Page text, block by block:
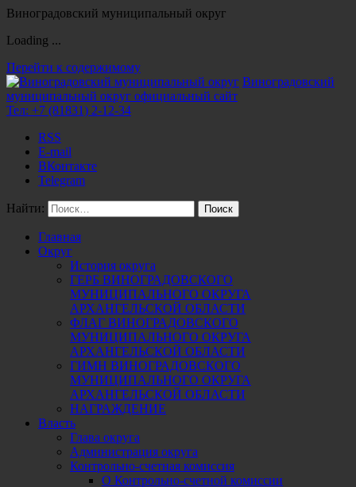
Виноградовский муниципальный округ
Loading ...
Перейти к содержимому
Виноградовский
муниципальный округ официальный сайт
Тел: +7 (81831) 2-12-34
RSS
E-mail
ВКонтакте
Telegram
Найти:
Главная
Округ
История округа
ГЕРБ ВИНОГРАДОВСКОГО
МУНИЦИПАЛЬНОГО ОКРУГА
АРХАНГЕЛЬСКОЙ ОБЛАСТИ
ФЛАГ ВИНОГРАДОВСКОГО
МУНИЦИПАЛЬНОГО ОКРУГА
АРХАНГЕЛЬСКОЙ ОБЛАСТИ
ГИМН ВИНОГРАДОВСКОГО
МУНИЦИПАЛЬНОГО ОКРУГА
АРХАНГЕЛЬСКОЙ ОБЛАСТИ
НАГРАЖДЕНИЕ
Власть
Глава округа
Администрация округа
Контрольно-счетная комиссия
О Контрольно-счетной комиссии